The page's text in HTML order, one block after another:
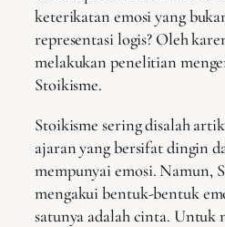
keterikatan emosi yang
representasi logis? Oleh
melakukan penelitian
Stoikisme.
Stoikisme sering disalah
ajaran yang bersifat dingin
mempunyai emosi. Namun,
mengakui bentuk-bentuk
satunya adalah cinta. Untuk